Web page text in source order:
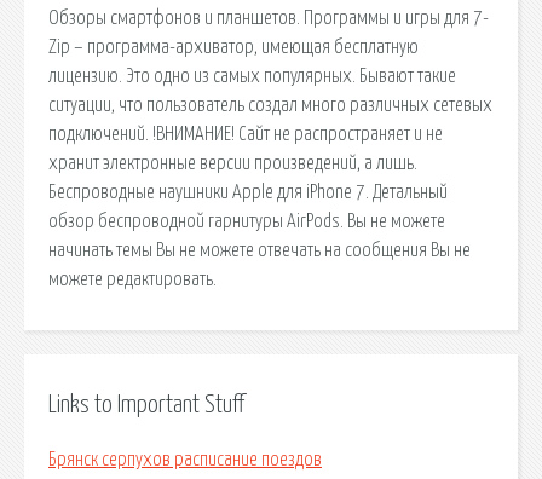
Обзоры смартфонов и планшетов. Программы и игры для 7-
Zip – программа-архиватор, имеющая бесплатную
лицензию. Это одно из самых популярных. Бывают такие
ситуации, что пользователь создал много различных сетевых
подключений. !ВНИМАНИЕ! Сайт не распространяет и не
хранит электронные версии произведений, а лишь.
Беспроводные наушники Apple для iPhone 7. Детальный
обзор беспроводной гарнитуры AirPods. Вы не можете
начинать темы Вы не можете отвечать на сообщения Вы не
можете редактировать.
Links to Important Stuff
Брянск серпухов расписание поездов